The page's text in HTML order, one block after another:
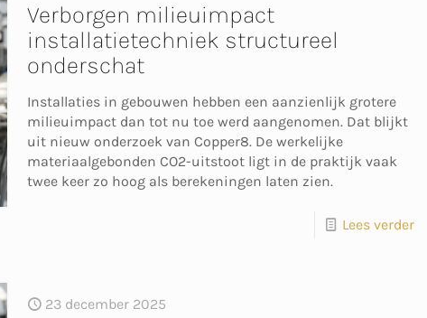
Verborgen milieuimpact
installatietechniek structureel
onderschat
Installaties in gebouwen hebben een aanzienlijk grotere
milieuimpact dan tot nu toe werd aangenomen. Dat blijkt
uit nieuw onderzoek van Copper8. De werkelijke
materiaalgebonden CO2-uitstoot ligt in de praktijk vaak
twee keer zo hoog als berekeningen laten zien.
Lees verder
23 december 2025